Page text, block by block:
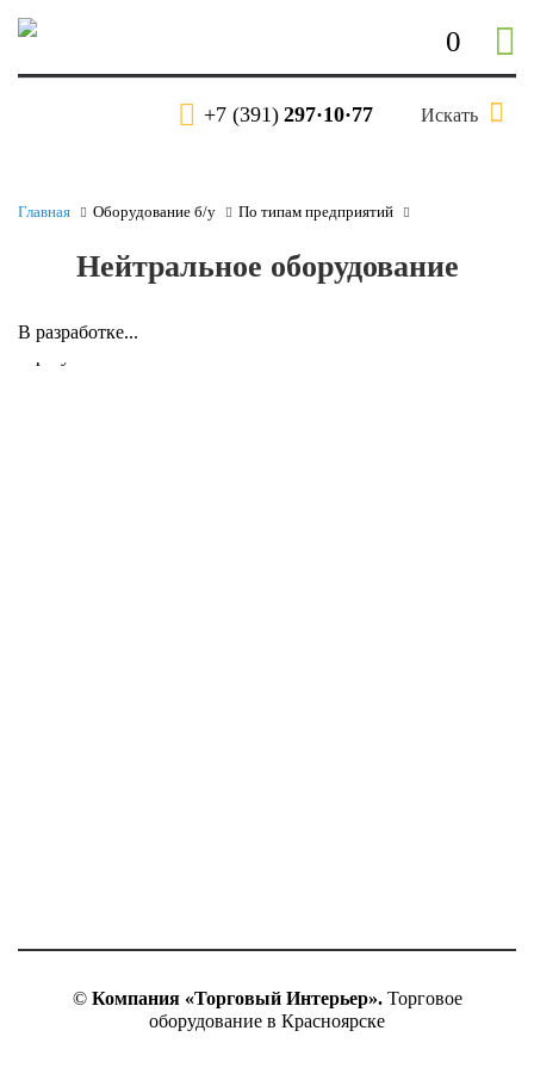
0
+7 (391) 297·10·77 Искать
Главная Оборудование б/у По типам предприятий
Нейтральное оборудование
В разработке...
© Компания «Торговый Интерьер».Торговое
оборудование в Красноярске